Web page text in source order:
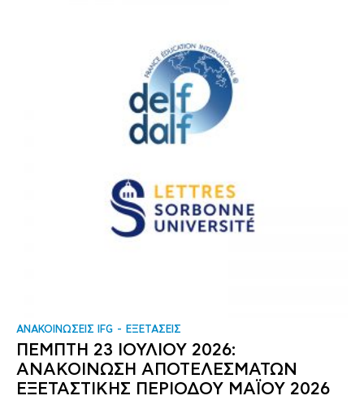
ΑΝΑΚΟΙΝΩΣΕΙΣ IFG ΕΞΕΤΑΣΕΙΣ
ΠΕΜΠΤΗ 23 ΙΟΥΛΙΟΥ 2026:
ΑΝΑΚΟΙΝΩΣΗ ΑΠΟΤΕΛΕΣΜΑΤΩΝ
ΕΞΕΤΑΣΤΙΚΗΣ ΠΕΡΙΟΔΟΥ ΜΑΪΟΥ 2026